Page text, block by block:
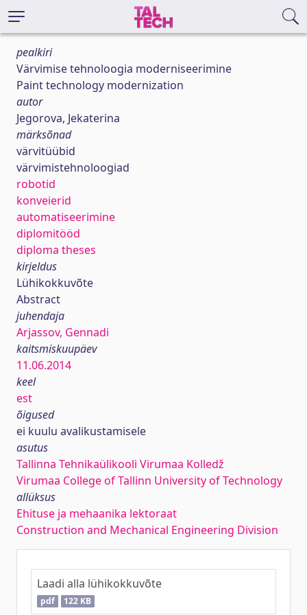
pealkiri
Värvimise tehnoloogia moderniseerimine
Paint technology modernization
autor
Jegorova, Jekaterina
märksõnad
värvitüübid
värvimistehnoloogiad
robotid
konveierid
automatiseerimine
diplomitööd
diploma theses
kirjeldus
Lühikokkuvõte
Abstract
juhendaja
Arjassov, Gennadi
kaitsmiskuupäev
11.06.2014
keel
est
õigused
ei kuulu avalikustamisele
asutus
Tallinna Tehnikaülikooli Virumaa Kolledž
Virumaa College of Tallinn University of Technology
allüksus
Ehituse ja mehaanika lektoraat
Construction and Mechanical Engineering Division
Laadi alla lühikokkuvõte
pdf 122 KB